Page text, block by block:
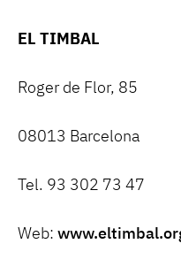
EL TIMBAL
Roger de Flor, 85
08013 Barcelona
Tel. 93 302 73 47
Web: